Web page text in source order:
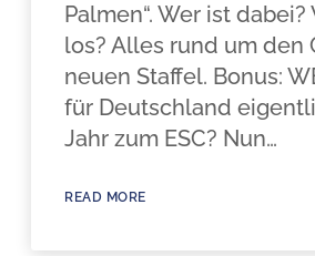
Palmen“. Wer ist dabei?
los? Alles rund um den
neuen Staffel. Bonus:
für Deutschland
Jahr zum ESC? Nun…
READ MORE